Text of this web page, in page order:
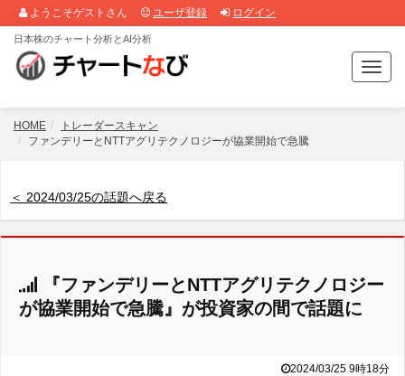
ようこそゲストさん ユーザ登録 ログイン
T
o
g
t
日本株のチャート分析とAI分析
HOME
トレーダースキャン
ファンデリーとNTTアグリテクノロジーが協業開始で急騰
＜ 2024/03/25の話題へ戻る
『ファンデリーとNTTアグリテクノロジー
が協業開始で急騰』が投資家の間で話題に
2024/03/25 9時18分